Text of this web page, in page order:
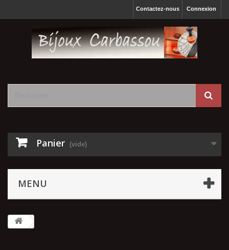
Connexion
Contactez-nous
Panier (vide)
MENU